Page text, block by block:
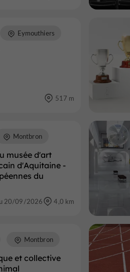
Eymouthiers
517 m
musée d'art
d'Aquitaine -
du
Montbron
20/09/2026 4,0 km
et collective
Montbron